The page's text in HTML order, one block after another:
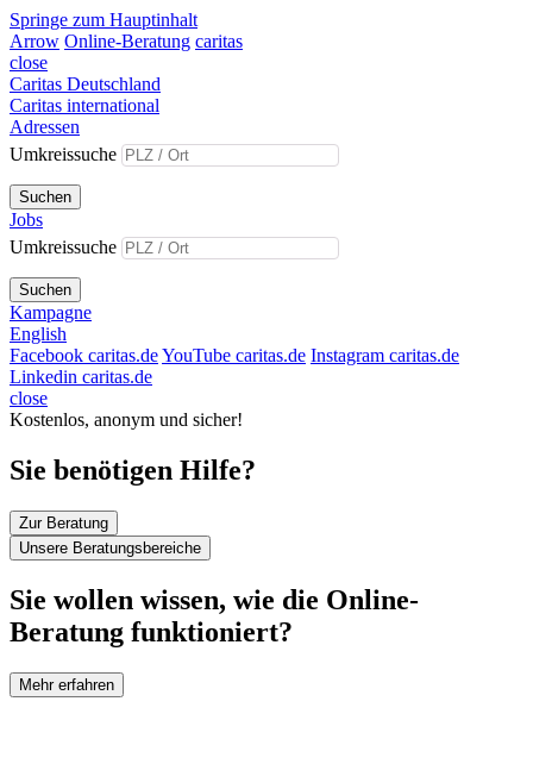
Springe zum Hauptinhalt
Arrow Online-Beratung caritas
close
Caritas Deutschland
Caritas international
Adressen
Umkreissuche
Suchen
Jobs
Umkreissuche
Suchen
Kampagne
English
Facebook caritas.deYouTube caritas.de Instagram caritas.de
Linkedin caritas.de
close
Kostenlos, anonym und sicher!
Sie benötigen Hilfe?
Zur Beratung
Unsere Beratungsbereiche
Sie wollen wissen, wie die Online-
Beratung funktioniert?
Mehr erfahren